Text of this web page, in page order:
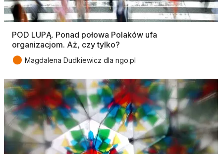
POD LUPĄ. Ponad połowa Polaków ufa
organizacjom. Aż, czy tylko?
● Magdalena Dudkiewicz dla ngo.pl